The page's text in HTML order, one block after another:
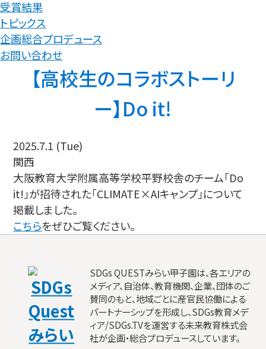
受賞結果
トピックス
企画総合プロデュース
お問い合わせ
【高校生のコラボストーリ
ー】Do it!
2025.7.1 (Tue)
関西
大阪教育大学附属高等学校平野校舎のチーム「Do
it!」が招待された「CLIMATE×AIキャンプ」について
掲載しました。
こちらをぜひご覧ください。
SDGs QUESTみらい甲子園は、各エリアの
メディア、自治体、教育機関、企業、団体のご
賛同のもと、地域ごとに産官民協働による
パートナーシップを形成し、SDGs教育メデ
ィア/SDGs.TVを運営する未来教育株式会
社が企画・総合プロデュースしています。